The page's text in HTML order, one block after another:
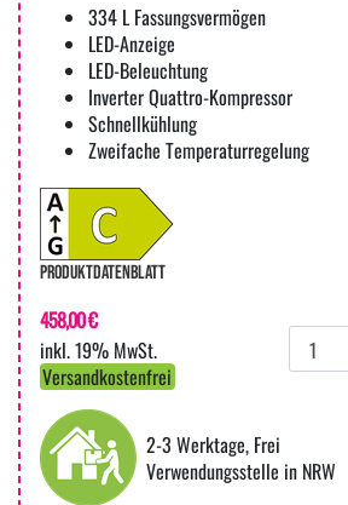
334 L Fassungsvermögen
LED-Anzeige
LED-Beleuchtung
Inverter Quattro-Kompressor
Schnellkühlung
Zweifache Temperaturregelung
PRODUKTDATENBLATT
458,00 €
inkl. 19% MwSt.
Versandkostenfrei
2-3 Werktage, Frei
Verwendungsstelle in NRW